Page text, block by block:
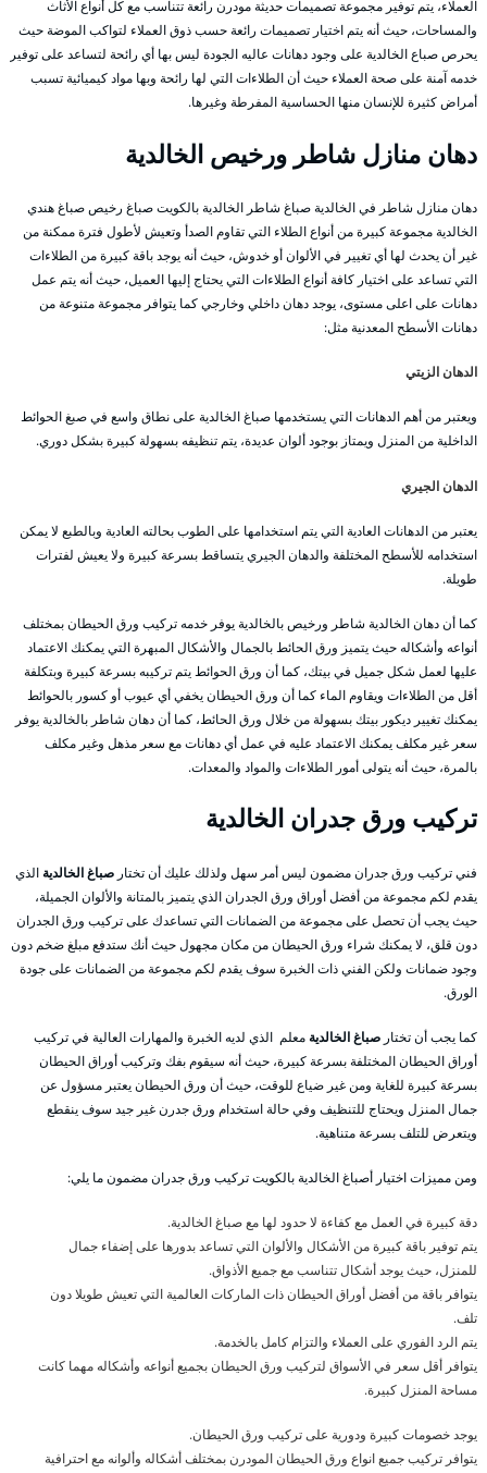
العملاء، يتم توفير مجموعة تصميمات حديثة مودرن رائعة تتناسب مع كل أنواع الأثاث
والمساحات، حيث أنه يتم اختيار تصميمات رائعة حسب ذوق العملاء لتواكب الموضة حيث
يحرص صباع الخالدية على وجود دهانات عاليه الجودة ليس بها أي رائحة لتساعد على توفير
خدمه آمنة على صحة العملاء حيث أن الطلاءات التي لها رائحة وبها مواد كيميائية تسبب
أمراض كثيرة للإنسان منها الحساسية المفرطة وغيرها.
دهان منازل شاطر ورخيص الخالدية
دهان منازل شاطر في الخالدية صباغ شاطر الخالدية بالكويت صباغ رخيص صباغ هندي
الخالدية مجموعة كبيرة من أنواع الطلاء التي تقاوم الصدأ وتعيش لأطول فترة ممكنة من
غير أن يحدث لها أي تغيير في الألوان أو خدوش، حيث أنه يوجد باقة كبيرة من الطلاءات
التي تساعد على اختيار كافة أنواع الطلاءات التي يحتاج إليها العميل، حيث أنه يتم عمل
دهانات على اعلى مستوى، يوجد دهان داخلي وخارجي كما يتوافر مجموعة متنوعة من
دهانات الأسطح المعدنية مثل:
الدهان الزيتي
ويعتبر من أهم الدهانات التي يستخدمها صباغ الخالدية على نطاق واسع في صبغ الحوائط
الداخلية من المنزل ويمتاز بوجود ألوان عديدة، يتم تنظيفه بسهولة كبيرة بشكل دوري.
الدهان الجيري
يعتبر من الدهانات العادية التي يتم استخدامها على الطوب بحالته العادية وبالطبع لا يمكن
استخدامه للأسطح المختلفة والدهان الجيري يتساقط بسرعة كبيرة ولا يعيش لفترات
طويلة.
كما أن دهان الخالدية شاطر ورخيص بالخالدية يوفر خدمه تركيب ورق الحيطان بمختلف
أنواعه وأشكاله حيث يتميز ورق الحائط بالجمال والأشكال المبهرة التي يمكنك الاعتماد
عليها لعمل شكل جميل في بيتك، كما أن ورق الحوائط يتم تركيبه بسرعة كبيرة وبتكلفة
أقل من الطلاءات ويقاوم الماء كما أن ورق الحيطان يخفي أي عيوب أو كسور بالحوائط
يمكنك تغيير ديكور بيتك بسهولة من خلال ورق الحائط، كما أن دهان شاطر بالخالدية يوفر
سعر غير مكلف يمكنك الاعتماد عليه في عمل أي دهانات مع سعر مذهل وغير مكلف
بالمرة، حيث أنه يتولى أمور الطلاءات والمواد والمعدات.
تركيب ورق جدران الخالدية
فني تركيب ورق جدران مضمون ليس أمر سهل ولذلك عليك أن تختار صباغ الخالدية الذي
يقدم لكم مجموعة من أفضل أوراق ورق الجدران الذي يتميز بالمتانة والألوان الجميلة،
حيث يجب أن تحصل على مجموعة من الضمانات التي تساعدك على تركيب ورق الجدران
دون قلق، لا يمكنك شراء ورق الحيطان من مكان مجهول حيث أنك ستدفع مبلغ ضخم دون
وجود ضمانات ولكن الفني ذات الخبرة سوف يقدم لكم مجموعة من الضمانات على جودة
الورق.
كما يجب أن تختار صباغ الخالدية معلم الذي لديه الخبرة والمهارات العالية في تركيب
أوراق الحيطان المختلفة بسرعة كبيرة، حيث أنه سيقوم بفك وتركيب أوراق الحيطان
بسرعة كبيرة للغاية ومن غير ضياع للوقت، حيث أن ورق الحيطان يعتبر مسؤول عن
جمال المنزل ويحتاج للتنظيف وفي حالة استخدام ورق جدرن غير جيد سوف ينقطع
ويتعرض للتلف بسرعة متناهية.
ومن مميزات اختيار أصباغ الخالدية بالكويت تركيب ورق جدران مضمون ما يلي:
دقة كبيرة في العمل مع كفاءة لا حدود لها مع صباغ الخالدية.
يتم توفير باقة كبيرة من الأشكال والألوان التي تساعد بدورها على إضفاء جمال
للمنزل، حيث يوجد أشكال تتناسب مع جميع الأذواق.
يتوافر باقة من أفضل أوراق الحيطان ذات الماركات العالمية التي تعيش طويلا دون
تلف.
يتم الرد الفوري على العملاء والتزام كامل بالخدمة.
يتوافر أقل سعر في الأسواق لتركيب ورق الحيطان بجميع أنواعه وأشكاله مهما كانت
مساحة المنزل كبيرة.
يوجد خصومات كبيرة ودورية على تركيب ورق الحيطان.
يتوافر تركيب جميع انواع ورق الحيطان المودرن بمختلف أشكاله وألوانه مع احترافية